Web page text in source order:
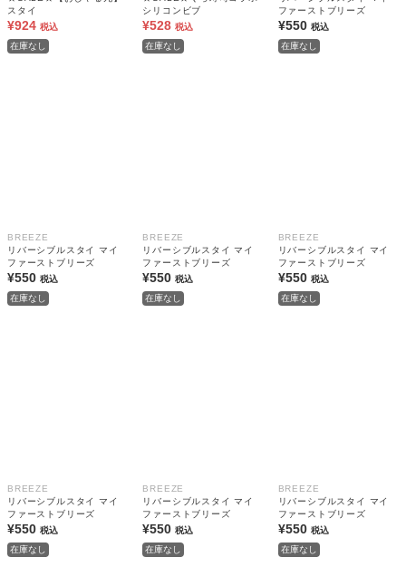
スタイ
¥924 税込
在庫なし
シリコンビブ
¥528 税込
在庫なし
ファーストブリーズ
¥550 税込
在庫なし
BREEZE
リバーシブルスタイ マイ
ファーストブリーズ
¥550 税込
在庫なし
BREEZE
リバーシブルスタイ マイ
ファーストブリーズ
¥550税込
在庫なし
BREEZE
リバーシブルスタイ マイ
ファーストブリーズ
¥550 税込
在庫なし
BREEZE
リバーシブルスタイ マイ
ファーストブリーズ
¥550 税込
在庫なし
BREEZE
リバーシブルスタイ マイ
ファーストブリーズ
¥550税込
在庫なし
BREEZE
リバーシブルスタイ マイ
ファーストブリーズ
¥550 税込
在庫なし